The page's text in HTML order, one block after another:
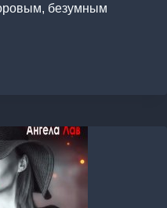
безумным